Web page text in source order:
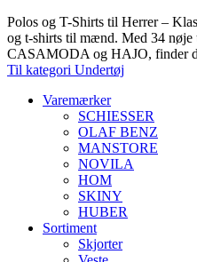
Polos og T-Shirts til Herrer –
og t-shirts til mænd. Med 34
CASAMODA og HAJO, finder
Til kategori Undertøj
Varemærker
SCHIESSER
OLAF BENZ
MANSTORE
NOVILA
HOM
SKINY
HUBER
Sortiment
Skjorter